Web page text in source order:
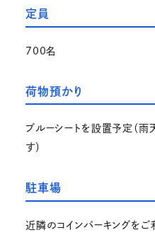
定員
700名
荷物預かり
ブルーシートを設置予定（
す）
駐車場
近隣のコインパーキングを